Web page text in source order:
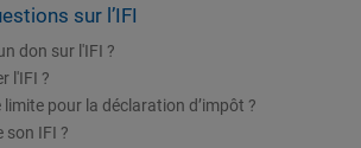
sur l’IFI
don sur l'IFI ?
l'IFI ?
limite pour la déclaration d’impôt ?
son IFI ?